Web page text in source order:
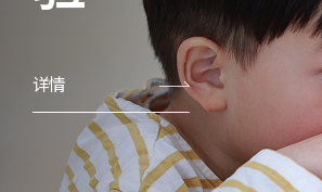
详情